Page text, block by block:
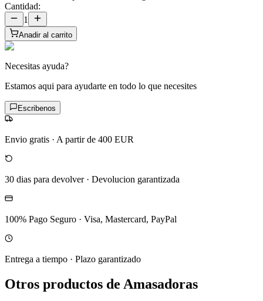
Cantidad:
1
Anadir al carrito
Necesitas ayuda?
Estamos aqui para ayudarte en todo lo que necesites
Escribenos
Envio gratis · A partir de 400 EUR
30 dias para devolver· Devolucion garantizada
100% Pago Seguro · Visa, Mastercard, PayPal
Entrega a tiempo · Plazo garantizado
Otros productos de Amasadoras